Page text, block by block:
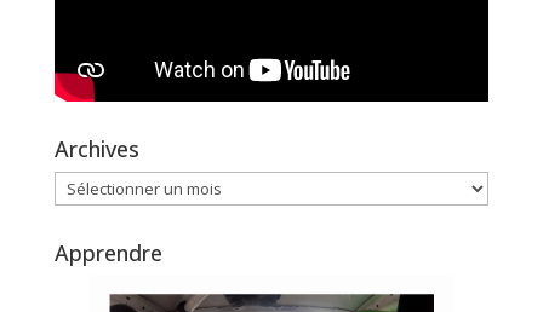
Archives
Archives
Apprendre